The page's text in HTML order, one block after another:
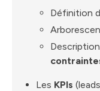
Définition
Les KPIs